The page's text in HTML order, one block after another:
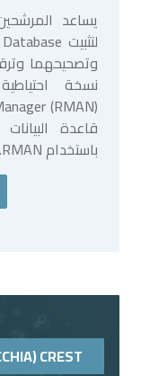
يساعد
وتصحيحهما
نسخة
قاعدة
باستخدام RMAN.
CREST